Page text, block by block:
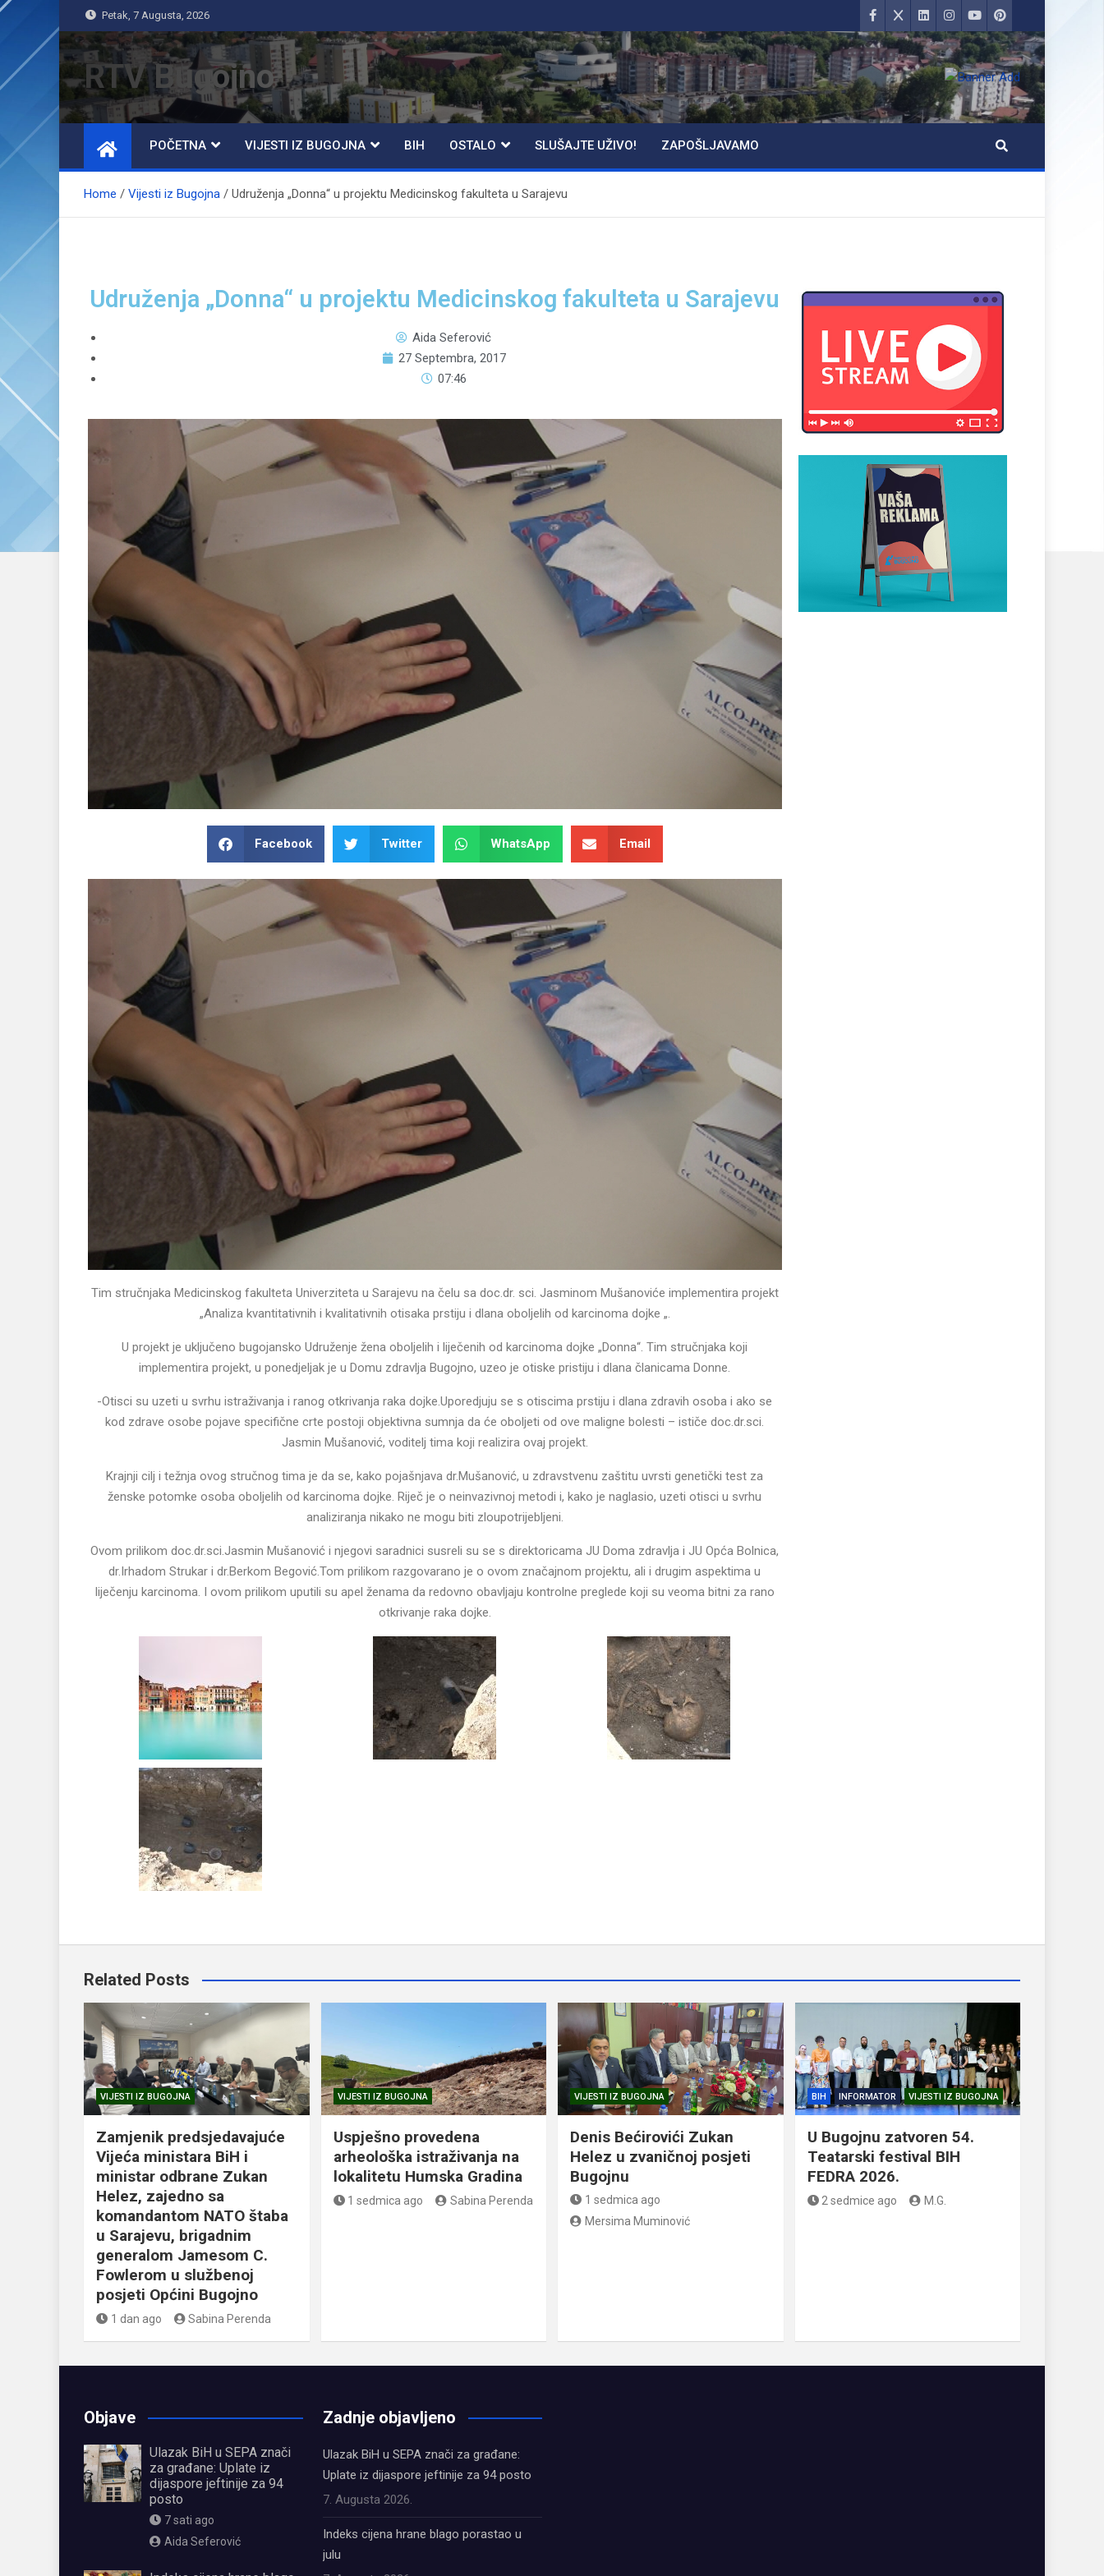
Petak, 7 Augusta, 2026
RTV Bugojno
POČETNA VIJESTI IZ BUGOJNA BIH OSTALO SLUŠAJTE UŽIVO! ZAPOŠLJAVAMO
Home Vijesti iz Bugojna Udruženja „Donna“ u projektu Medicinskog fakulteta u Sarajevu
Udruženja „Donna“ u projektu Medicinskog fakulteta u Sarajevu
Aida Seferović
27 Septembra, 2017
07:46
Facebook Twitter WhatsApp Email
Tim stručnjaka Medicinskog fakulteta Univerziteta u Sarajevu na čelu sa doc.dr. sci. Jasminom Mušanoviće implementira projekt
„Analiza kvantitativnih i kvalitativnih otisaka prstiju i dlana oboljelih od karcinoma dojke „.
U projekt je uključeno bugojansko Udruženje žena oboljelih i liječenih od karcinoma dojke „Donna“. Tim stručnjaka koji
implementira projekt, u ponedjeljak je u Domu zdravlja Bugojno, uzeo je otiske pristiju i dlana članicama Donne.
-Otisci su uzeti u svrhu istraživanja i ranog otkrivanja raka dojke.Uporedjuju se s otiscima prstiju i dlana zdravih osoba i ako se
kod zdrave osobe pojave specifične crte postoji objektivna sumnja da će oboljeti od ove maligne bolesti – ističe doc.dr.sci.
Jasmin Mušanović, voditelj tima koji realizira ovaj projekt.
Krajnji cilj i težnja ovog stručnog tima je da se, kako pojašnjava dr.Mušanović, u zdravstvenu zaštitu uvrsti genetički test za
ženske potomke osoba oboljelih od karcinoma dojke. Riječ je o neinvazivnoj metodi i, kako je naglasio, uzeti otisci u svrhu
analiziranja nikako ne mogu biti zloupotrijebljeni.
Ovom prilikom doc.dr.sci.Jasmin Mušanović i njegovi saradnici susreli su se s direktoricama JU Doma zdravlja i JU Opća Bolnica,
dr.Irhadom Strukar i dr.Berkom Begović.Tom prilikom razgovarano je o ovom značajnom projektu, ali i drugim aspektima u
liječenju karcinoma. I ovom prilikom uputili su apel ženama da redovno obavljaju kontrolne preglede koji su veoma bitni za rano
otkrivanje raka dojke.
Related Posts
VIJESTI IZ BUGOJNA
Zamjenik predsjedavajuće
Vijeća ministara BiH i
ministar odbrane Zukan
Helez, zajedno sa
komandantom NATO štaba
u Sarajevu, brigadnim
generalom Jamesom C.
Fowlerom u službenoj
posjeti Općini Bugojno
1 dan ago Sabina Perenda
VIJESTI IZ BUGOJNA
Uspješno provedena
arheološka istraživanja na
lokalitetu Humska Gradina
1 sedmica ago Sabina Perenda
VIJESTI IZ BUGOJNA
Denis Bećirovići Zukan
Helez u zvaničnoj posjeti
Bugojnu
1 sedmica ago
Mersima Muminović
BIH INFORMATOR VIJESTI IZ BUGOJNA
U Bugojnu zatvoren 54.
Teatarski festival BIH
FEDRA 2026.
2 sedmice ago M.G.
Objave
Ulazak BiH u SEPA znači
za građane: Uplate iz
dijaspore jeftinije za 94
posto
7 sati ago
Aida Seferović
Zadnje objavljeno
Ulazak BiH u SEPA znači za građane:
Uplate iz dijaspore jeftinije za 94 posto
7. Augusta 2026.
Indeks cijena hrane blago porastao u
julu